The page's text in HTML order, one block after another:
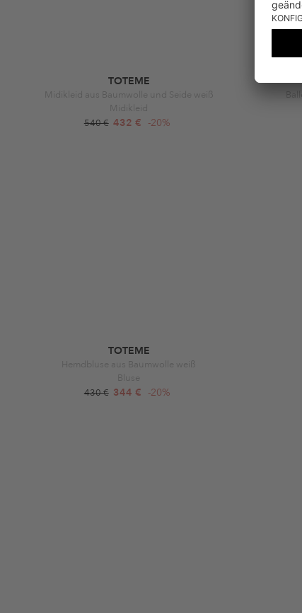
TOTEME
Midikleid aus Baumwolle und Seide weiß
Midikleid
540 € 432 € -20%
TOTEME
Hemdbluse aus Baumwolle weiß
Bluse
430 € 344 € -20%